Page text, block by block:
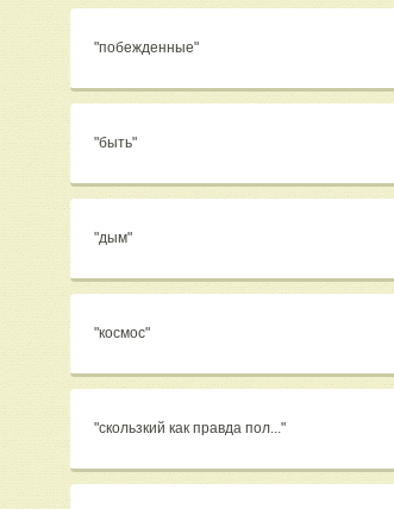
"побежденные"
"быть"
"дым"
"космос"
"скользкий как правда пол..."